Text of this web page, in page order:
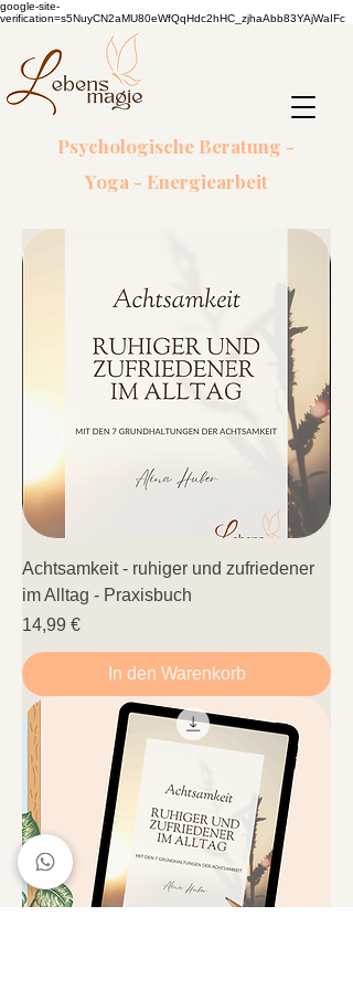
google-site-
verification=s5NuyCN2aMU80eWfQqHdc2hHC_zjhaAbb83YAjWaIFc
Psychologische Beratung -
Yoga - Energiearbeit
Achtsamkeit - ruhiger und zufriedener
im Alltag - Praxisbuch
Preis
14,99 €
In den Warenkorb